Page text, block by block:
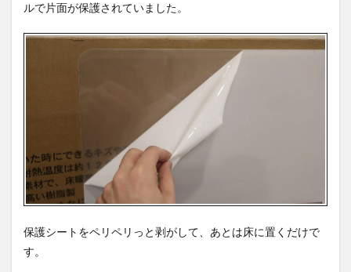
ルで片面が保護されていました。
保護シートをペリペリっと剥がして、あとは床に置くだけで
す。